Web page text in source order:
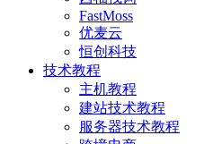
FastMoss
优麦云
恒创科技
技术教程
主机教程
建站技术教程
服务器技术教程